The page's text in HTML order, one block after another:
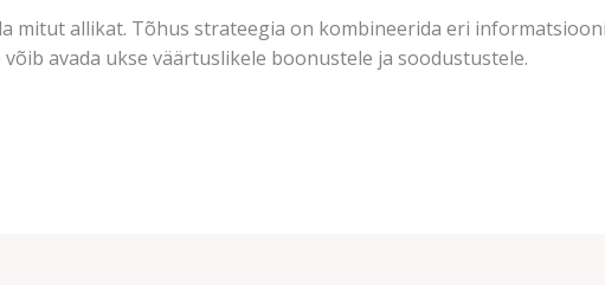
mitut allikat. Tõhus strateegia on kombineerida eri
võib avada ukse väärtuslikele boonustele ja soodustustele.